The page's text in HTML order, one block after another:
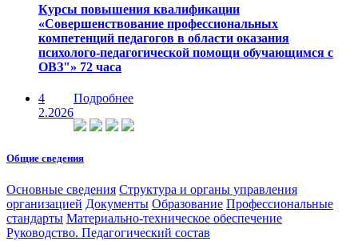
Курсы повышения квалификации
«Совершенствование профессиональных
компетенций педагогов в области оказания
психолого-педагогической помощи обучающимся с
ОВЗ"» 72 часа
4
2.2026
Подробнее
Общие сведения
Основные сведения Структура и органы управления
организацией Документы Образование Профессиональные
стандарты Материально-техническое обеспечение
Руководство. Педагогический состав